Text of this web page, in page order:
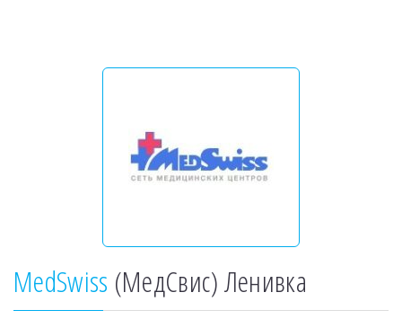
MedSwiss (МедСвис) Ленивка